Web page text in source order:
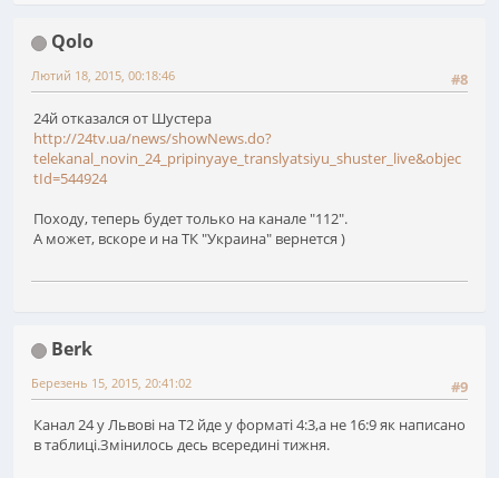
Qolo
#8
Лютий 18, 2015, 00:18:46
24й отказался от Шустера
http://24tv.ua/news/showNews.do?
telekanal_novin_24_pripinyaye_translyatsiyu_shuster_live&objec
tId=544924
Походу, теперь будет только на канале "112".
А может, вскоре и на ТК "Украина" вернется )
Berk
#9
Березень 15, 2015, 20:41:02
Канал 24 у Львові на Т2 йде у форматі 4:3,а не 16:9 як написано
в таблиці.Змінилось десь всередині тижня.